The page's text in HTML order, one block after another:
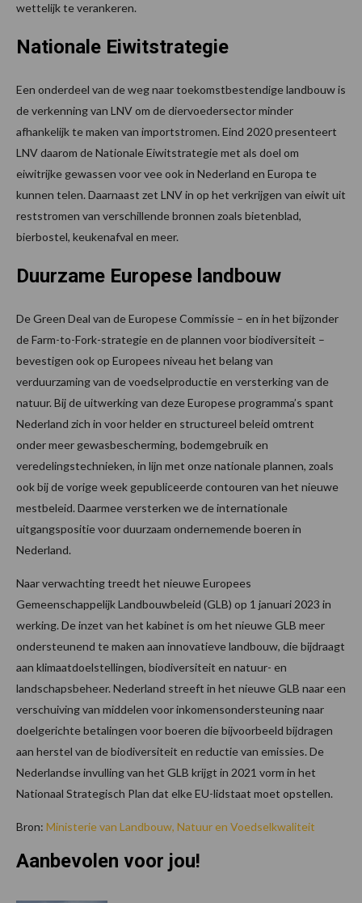
wettelijk te verankeren.
Nationale Eiwitstrategie
Een onderdeel van de weg naar toekomstbestendige landbouw is
de verkenning van LNV om de diervoedersector minder
afhankelijk te maken van importstromen. Eind 2020 presenteert
LNV daarom de Nationale Eiwitstrategie met als doel om
eiwitrijke gewassen voor vee ook in Nederland en Europa te
kunnen telen. Daarnaast zet LNV in op het verkrijgen van eiwit uit
reststromen van verschillende bronnen zoals bietenblad,
bierbostel, keukenafval en meer.
Duurzame Europese landbouw
De Green Deal van de Europese Commissie – en in het bijzonder
de Farm-to-Fork-strategie en de plannen voor biodiversiteit –
bevestigen ook op Europees niveau het belang van
verduurzaming van de voedselproductie en versterking van de
natuur. Bij de uitwerking van deze Europese programma’s spant
Nederland zich in voor helder en structureel beleid omtrent
onder meer gewasbescherming, bodemgebruik en
veredelingstechnieken, in lijn met onze nationale plannen, zoals
ook bij de vorige week gepubliceerde contouren van het nieuwe
mestbeleid. Daarmee versterken we de internationale
uitgangspositie voor duurzaam ondernemende boeren in
Nederland.
Naar verwachting treedt het nieuwe Europees
Gemeenschappelijk Landbouwbeleid (GLB) op 1 januari 2023 in
werking. De inzet van het kabinet is om het nieuwe GLB meer
ondersteunend te maken aan innovatieve landbouw, die bijdraagt
aan klimaatdoelstellingen, biodiversiteit en natuur- en
landschapsbeheer. Nederland streeft in het nieuwe GLB naar een
verschuiving van middelen voor inkomensondersteuning naar
doelgerichte betalingen voor boeren die bijvoorbeeld bijdragen
aan herstel van de biodiversiteit en reductie van emissies. De
Nederlandse invulling van het GLB krijgt in 2021 vorm in het
Nationaal Strategisch Plan dat elke EU-lidstaat moet opstellen.
Bron: Ministerie van Landbouw, Natuur en Voedselkwaliteit
Aanbevolen voor jou!